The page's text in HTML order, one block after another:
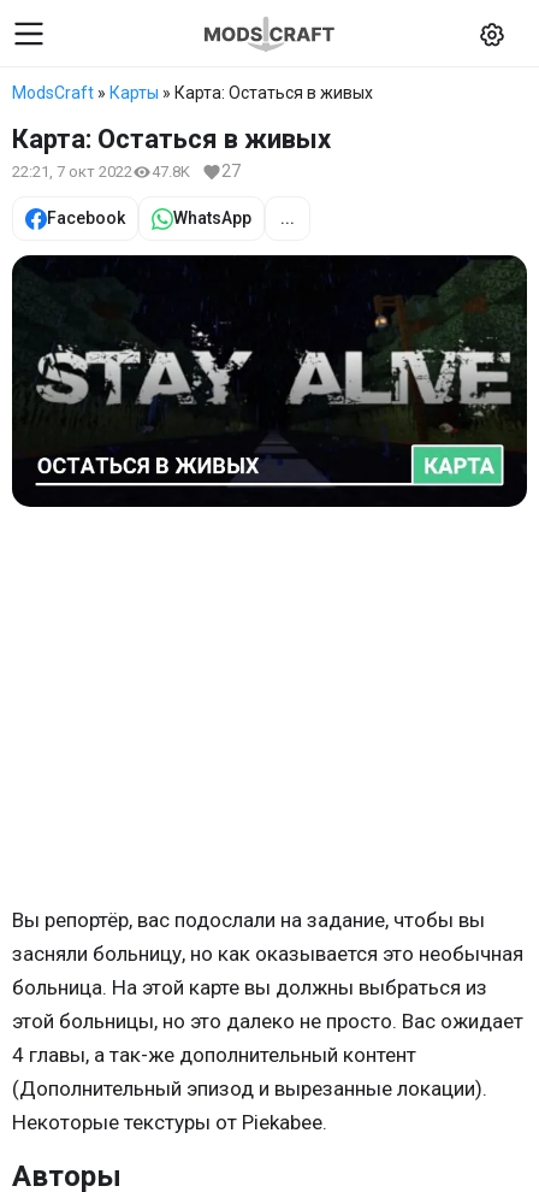
ModsCraft » Карты » Карта: Остаться в живых
Карта: Остаться в живых
22:21, 7 окт 2022 47.8K 27
Facebook WhatsApp ...
Вы репортёр, вас подослали на задание, чтобы вы
заcняли больницу, но как оказывается это необычная
больница. На этой карте вы должны выбраться из
этой больницы, но это далеко не просто. Вас ожидает
4 главы, а так-же дополнительный контент
(Дополнительный эпизод и вырезанные локации).
Некоторые текстуры от Piekabee.
Авторы